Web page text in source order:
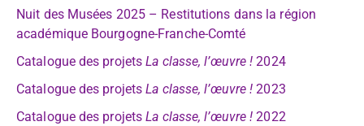
Nuit des Musées 2025 – Restitutions dans la région
académique Bourgogne-Franche-Comté
Catalogue des projets La classe, l’œuvre ! 2024
Catalogue des projetsLa classe, l’œuvre ! 2023
Catalogue des projets La classe, l’œuvre ! 2022